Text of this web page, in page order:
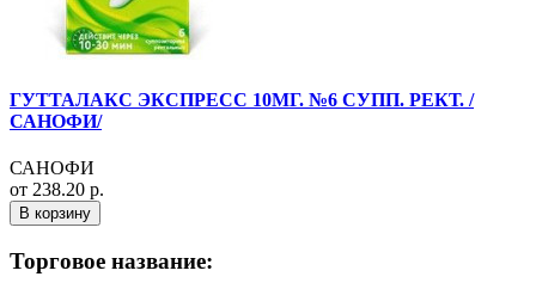
ГУТТАЛАКС ЭКСПРЕСС 10МГ. №6 СУПП. РЕКТ. /
САНОФИ/
САНОФИ
от 238.20 р.
В корзину
Торговое название: